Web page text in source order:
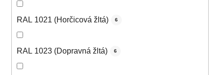
RAL 1021 (Horčicová žltá) 6
RAL 1023 (Dopravná žltá) 6